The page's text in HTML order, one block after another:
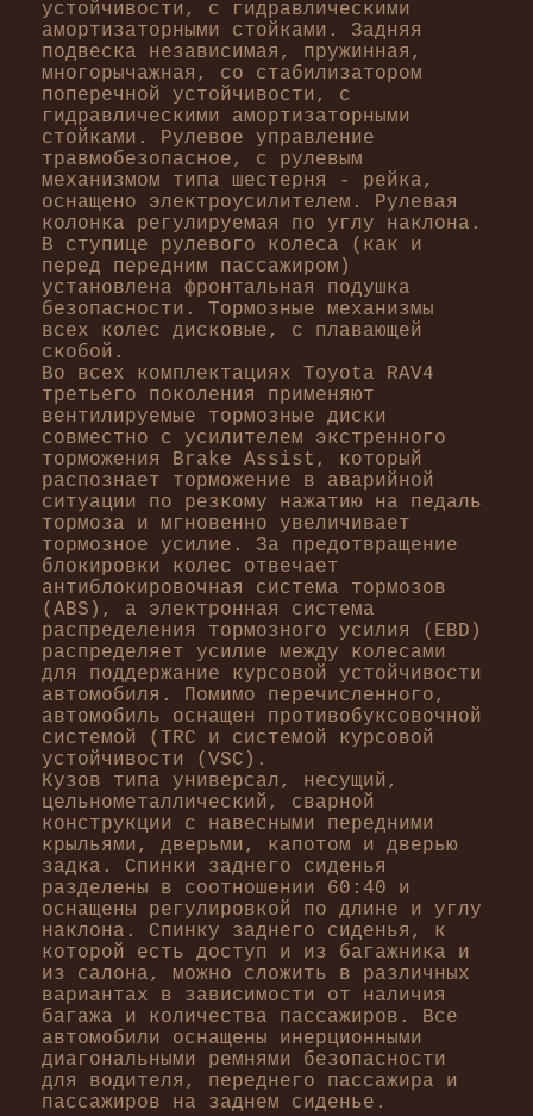
устойчивости, с гидравлическими
амортизаторными стойками. Задняя
подвеска независимая, пружинная,
многорычажная, со стабилизатором
поперечной устойчивости, с
гидравлическими амортизаторными
стойками. Рулевое управление
травмобезопасное, с рулевым
механизмом типа шестерня - рейка,
оснащено электроусилителем. Рулевая
колонка регулируемая по углу наклона.
В ступице рулевого колеса (как и
перед передним пассажиром)
установлена фронтальная подушка
безопасности. Тормозные механизмы
всех колес дисковые, с плавающей
скобой.
Во всех комплектациях Toyota RAV4
третьего поколения применяют
вентилируемые тормозные диски
совместно с усилителем экстренного
торможения Brake Assist, который
распознает торможение в аварийной
ситуации по резкому нажатию на педаль
тормоза и мгновенно увеличивает
тормозное усилие. За предотвращение
блокировки колес отвечает
антиблокировочная система тормозов
(ABS), а электронная система
распределения тормозного усилия (EBD)
распределяет усилие между колесами
для поддержание курсовой устойчивости
автомобиля. Помимо перечисленного,
автомобиль оснащен противобуксовочной
системой (TRC и системой курсовой
устойчивости (VSC).
Кузов типа универсал, несущий,
цельнометаллический, сварной
конструкции с навесными передними
крыльями, дверьми, капотом и дверью
задка. Спинки заднего сиденья
разделены в соотношении 60:40 и
оснащены регулировкой по длине и углу
наклона. Спинку заднего сиденья, к
которой есть доступ и из багажника и
из салона, можно сложить в различных
вариантах в зависимости от наличия
багажа и количества пассажиров. Все
автомобили оснащены инерционными
диагональными ремнями безопасности
для водителя, переднего пассажира и
пассажиров на заднем сиденье.